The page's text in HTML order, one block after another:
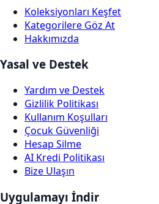
Koleksiyonları Keşfet
Kategorilere Göz At
Hakkımızda
Yasal ve Destek
Yardım ve Destek
Gizlilik Politikası
Kullanım Koşulları
Çocuk Güvenliği
Hesap Silme
AI Kredi Politikası
Bize Ulaşın
Uygulamayı İndir